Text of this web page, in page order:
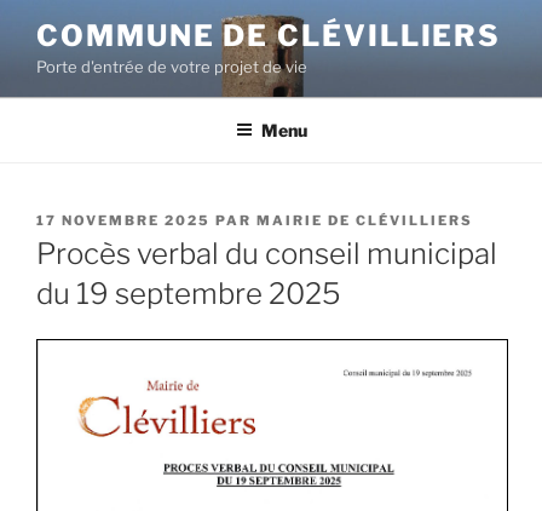
COMMUNE DE CLÉVILLIERS
Porte d'entrée de votre projet de vie
Menu
17 NOVEMBRE 2025 PAR MAIRIE DE CLÉVILLIERS
Procès verbal du conseil municipal
du 19 septembre 2025